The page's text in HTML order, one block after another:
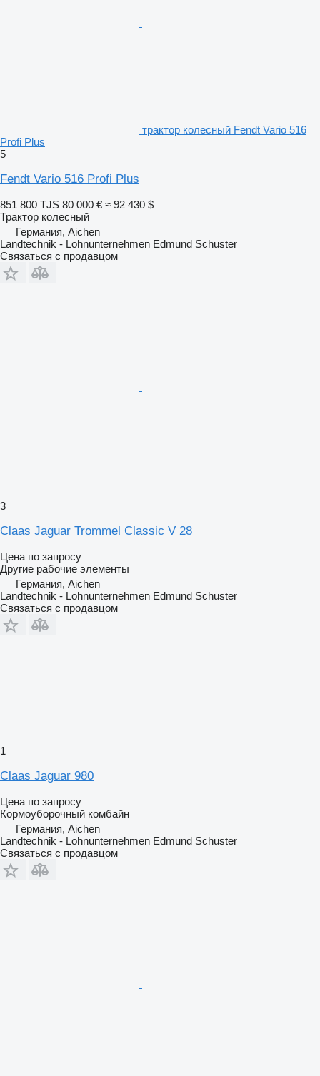
трактор колесный Fendt Vario 516
Profi Plus
5
Fendt Vario 516 Profi Plus
851 800 TJS 80 000 € ≈ 92 430 $
Трактор колесный
Германия, Aichen
Landtechnik - Lohnunternehmen Edmund Schuster
Связаться с продавцом
3
Claas Jaguar Trommel Classic V 28
Цена по запросу
Другие рабочие элементы
Германия, Aichen
Landtechnik - Lohnunternehmen Edmund Schuster
Связаться с продавцом
1
Claas Jaguar 980
Цена по запросу
Кормоуборочный комбайн
Германия, Aichen
Landtechnik - Lohnunternehmen Edmund Schuster
Связаться с продавцом